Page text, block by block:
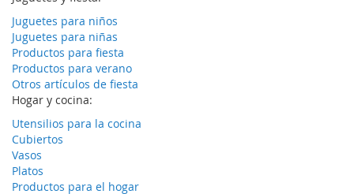
Juguetes para niños
Juguetes para niñas
Productos para fiesta
Productos para verano
Otros artículos de fiesta
Hogar y cocina:
Utensilios para la cocina
Cubiertos
Vasos
Platos
Productos para el hogar